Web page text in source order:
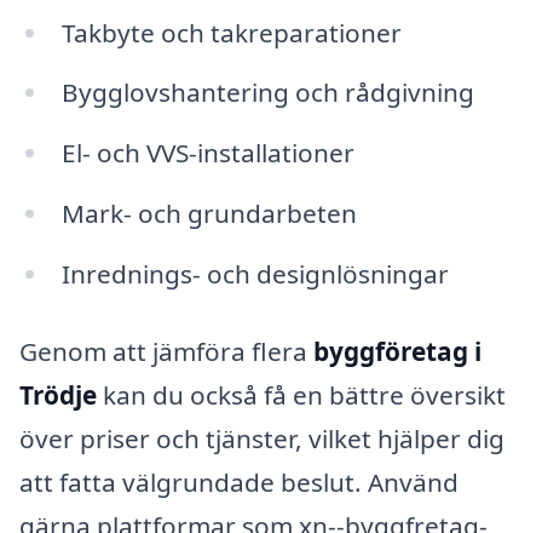
Takbyte och takreparationer
Bygglovshantering och rådgivning
El- och VVS-installationer
Mark- och grundarbeten
Inrednings- och designlösningar
Genom att jämföra flera byggföretag i
Trödje kan du också få en bättre översikt
över priser och tjänster, vilket hjälper dig
att fatta välgrundade beslut. Använd
gärna plattformar som xn--byggfretag-